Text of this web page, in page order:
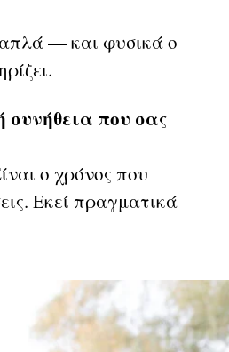
— και φυσικά ο
συνήθεια που σας
ο χρόνος που
Εκεί πραγματικά